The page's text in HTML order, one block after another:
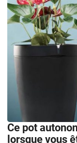
Ce pot
lorsque vous